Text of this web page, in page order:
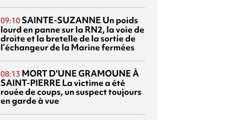
09:10 SAINTE-SUZANNE Un poids
lourd en panne sur la RN2, la voie de
droite et la bretelle de la sortie de
l’échangeur de la Marine fermées
08:13 MORT D'UNE GRAMOUNE À
SAINT-PIERRE La victime a été
rouée de coups, un suspect toujours
en garde à vue